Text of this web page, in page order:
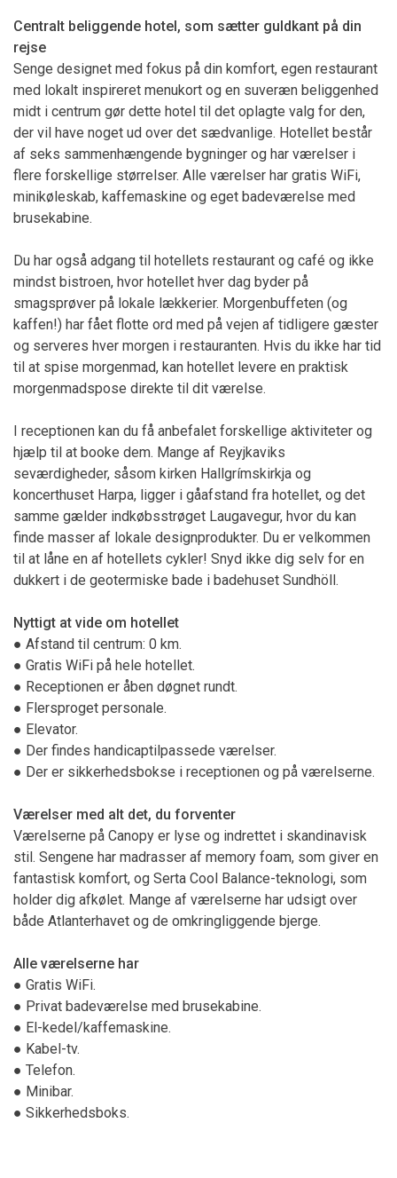
Centralt beliggende hotel, som sætter guldkant på din
rejse
Senge designet med fokus på din komfort, egen restaurant
med lokalt inspireret menukort og en suveræn beliggenhed
midt i centrum gør dette hotel til det oplagte valg for den,
der vil have noget ud over det sædvanlige. Hotellet består
af seks sammenhængende bygninger og har værelser i
flere forskellige størrelser. Alle værelser har gratis WiFi,
minikøleskab, kaffemaskine og eget badeværelse med
brusekabine.
Du har også adgang til hotellets restaurant og café og ikke
mindst bistroen, hvor hotellet hver dag byder på
smagsprøver på lokale lækkerier. Morgenbuffeten (og
kaffen!) har fået flotte ord med på vejen af tidligere gæster
og serveres hver morgen i restauranten. Hvis du ikke har tid
til at spise morgenmad, kan hotellet levere en praktisk
morgenmadspose direkte til dit værelse.
I receptionen kan du få anbefalet forskellige aktiviteter og
hjælp til at booke dem. Mange af Reyjkaviks
seværdigheder, såsom kirken Hallgrímskirkja og
koncerthuset Harpa, ligger i gåafstand fra hotellet, og det
samme gælder indkøbsstrøget Laugavegur, hvor du kan
finde masser af lokale designprodukter. Du er velkommen
til at låne en af hotellets cykler! Snyd ikke dig selv for en
dukkert i de geotermiske bade i badehuset Sundhöll.
Nyttigt at vide om hotellet
● Afstand til centrum: 0 km.
● Gratis WiFi på hele hotellet.
● Receptionen er åben døgnet rundt.
● Flersproget personale.
● Elevator.
● Der findes handicaptilpassede værelser.
● Der er sikkerhedsbokse i receptionen og på værelserne.
Værelser med alt det, du forventer
Værelserne på Canopy er lyse og indrettet i skandinavisk
stil. Sengene har madrasser af memory foam, som giver en
fantastisk komfort, og Serta Cool Balance-teknologi, som
holder dig afkølet. Mange af værelserne har udsigt over
både Atlanterhavet og de omkringliggende bjerge.
Alle værelserne har
● Gratis WiFi.
● Privat badeværelse med brusekabine.
● El-kedel/kaffemaskine.
● Kabel-tv.
● Telefon.
● Minibar.
● Sikkerhedsboks.